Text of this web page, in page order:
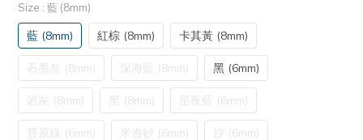
Size : 藍 (8mm)
藍 (8mm) 紅棕 (8mm) 卡其黃 (8mm)
石墨灰 (8mm) 深海藍 (8mm) 黑 (6mm)
岩灰 (8mm) 黑 (8mm) 星夜藍 (6mm)
苔原綠 (6mm) 米杏砂 (6mm) 沙 (6mm)